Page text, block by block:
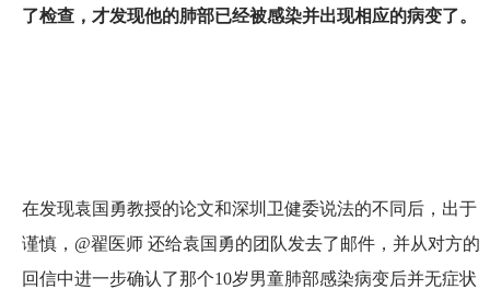
了检查，才发现他的肺部已经被感染并出现相应的病变了。
在发现袁国勇教授的论文和深圳卫健委说法的不同后，出于
谨慎，@翟医师 还给袁国勇的团队发去了邮件，并从对方的
回信中进一步确认了那个10岁男童肺部感染病变后并无症状